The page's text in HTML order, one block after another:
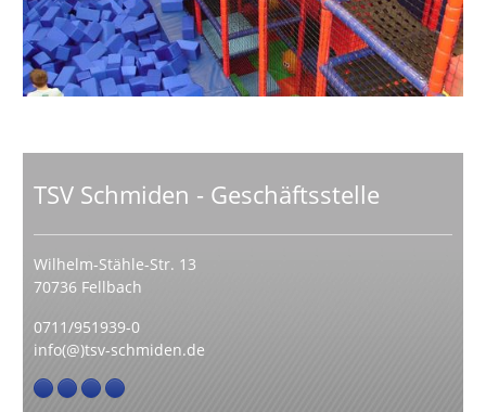
TSV Schmiden - Geschäftsstelle
Wilhelm-Stähle-Str. 13
70736 Fellbach
0711/951939-0
info(@)tsv-schmiden.de